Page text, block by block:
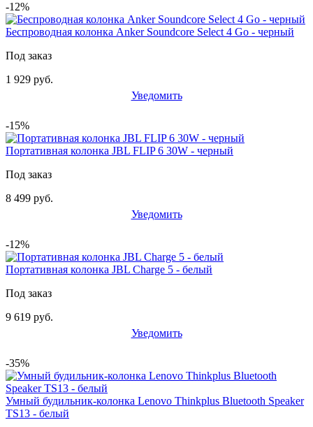
-12%
Беспроводная колонка Anker Soundcore Select 4 Go - черный
Под заказ
1 929 руб.
Уведомить
-15%
Портативная колонка JBL FLIP 6 30W - черный
Под заказ
8 499 руб.
Уведомить
-12%
Портативная колонка JBL Charge 5 - белый
Под заказ
9 619 руб.
Уведомить
-35%
Умный будильник-колонка Lenovo Thinkplus Bluetooth Speaker
TS13 - белый